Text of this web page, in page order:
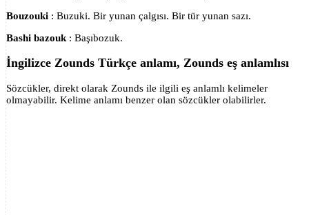
Bouzouki : Buzuki. Bir yunan çalgısı. Bir tür yunan sazı.
Bashi bazouk : Başıbozuk.
İngilizce Zounds Türkçe anlamı, Zounds eş anlamlısı
Sözcükler, direkt olarak Zounds ile ilgili eş anlamlı kelimeler
olmayabilir. Kelime anlamı benzer olan sözcükler olabilirler.